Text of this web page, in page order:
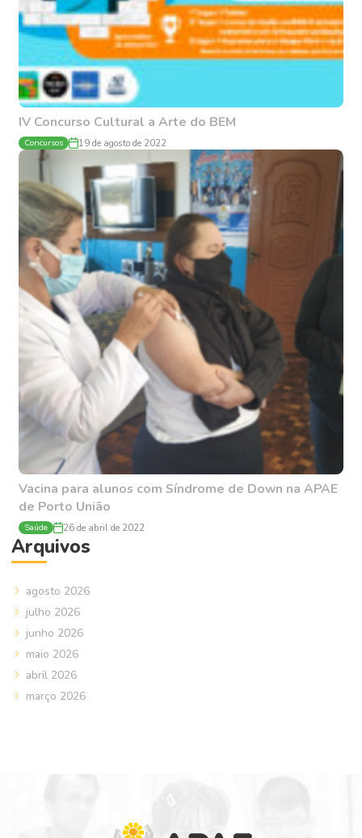
IV Concurso Cultural a Arte do BEM
Concursos 19 de agosto de 2022
Vacina para alunos com Síndrome de Down na APAE
de Porto União
Saúde 26 de abril de 2022
Arquivos
agosto 2026
julho 2026
junho 2026
maio 2026
abril 2026
março 2026